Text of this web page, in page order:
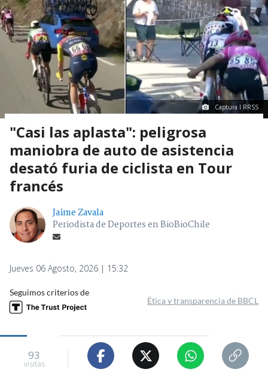
Captura I RRSS
"Casi las aplasta": peligrosa
maniobra de auto de asistencia
desató furia de ciclista en Tour
francés
Jaime Zavala
Periodista de Deportes en BioBioChile
Jueves 06 Agosto, 2026 | 15:32
Seguimos criterios de
Ética y transparencia de BBCL
93
visitas